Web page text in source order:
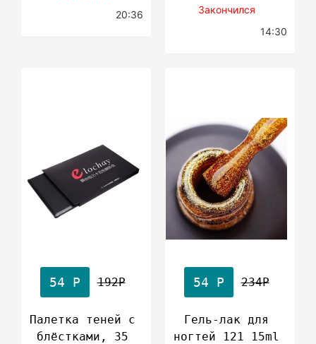
20:36
Закончился
14:30
54 Р 192Р
Палетка теней с
блёстками, 35
54 Р 234Р
Гель-лак для
ногтей 121 15ml